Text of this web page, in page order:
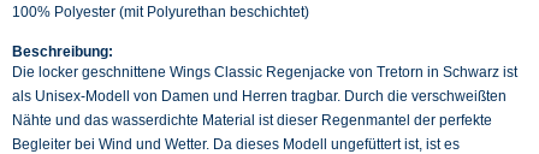
100% Polyester (mit Polyurethan beschichtet)
Beschreibung:
Die locker geschnittene Wings Classic Regenjacke von Tretorn in Schwarz ist
als Unisex-Modell von Damen und Herren tragbar. Durch die verschweißten
Nähte und das wasserdichte Material ist dieser Regenmantel der perfekte
Begleiter bei Wind und Wetter. Da dieses Modell ungefüttert ist, ist es